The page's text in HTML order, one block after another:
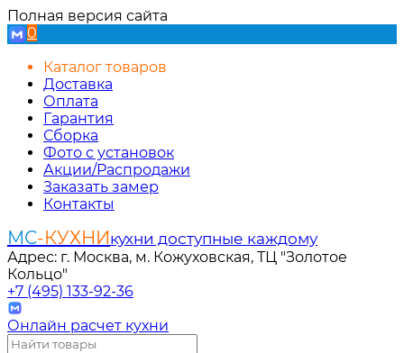
Полная версия сайта
0
Каталог товаров
Доставка
Оплата
Гарантия
Сборка
Фото с установок
Акции/Распродажи
Заказать замер
Контакты
МС-КУХНИкухни доступные каждому
Адрес: г. Москва, м. Кожуховская, ТЦ "Золотое
Кольцо"
+7 (495) 133-92-36
Онлайн расчет кухни